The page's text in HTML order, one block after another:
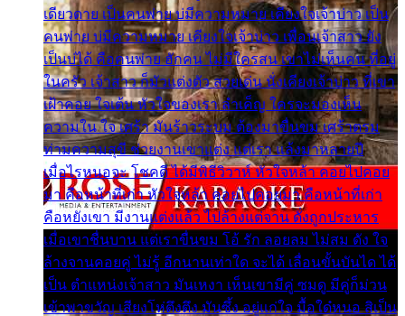
เดียวดาย เป็นคนพ่าย บ่มีความหมาย เคียงใจเจ้าบ่าว เป็น
คนพ่าย บ่มีความหมาย เคียงใจเจ้าบ่าว เพื่อนเจ้าสาว ยัง
เป็นบ่ได้ คือคนพ่าย ฮักคน ไม่มีใครสน เขาไม่เห็นคน ที่อยู่
ในครัว เจ้าสาว ก็มัวแต่งตัว สวยเด่น นั่งเคียงเจ้าบ่าว ที่เขา
เฝ้าคอย ใจเต้น หัวใจของเรา ลำเค็ญ ใครจะมองเห็น
ความใน ใจ เศร้า มันร้าวระบม ต้องมาขื่นขม เศร้าตรม
ท่ามความสุขี ช่วยงานเขาแต่ง แต่เรา แล้งมาหลายปี
เมื่อไรหนอจะ โชคดี ได้มีพิธีวิวาห์ หัวใจหล้า คอยไปคอย
มา คือหน้าที่เก่า หัวใจหล้า คอยไปคอยมา คือหน้าที่เก่า
คือหยังเขา มีงานแต่งแล้ว ไปล้างแต่จาน ดั่งถูกประหาร
เมื่อเขาชื่นบาน แต่เราขื่นขม โอ้ รัก ลอยลม ไม่สม ดัง ใจ
ล้างจานคอยคู่ ไม่รู้ อีกนานเท่าใด จะได้ เลื่อนขั้นบันได ได้
เป็น ตำแหน่งเจ้าสาว มันเหงา เห็นเขามีคู่ ซมดู มีคู่ก็ม่วน
เข้าพาขวัญ เสียงโห่ตึงตึง มันซึ้ง อยู่แก่ใจ มื้อใด๋หนอ สิเป็น